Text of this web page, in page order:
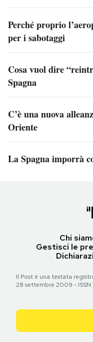
Perché proprio
per i sabotaggi
Cosa vuol dire
Spagna
C’è una nuova
Oriente
La Spagna imporrà
Chi
Gestisci le
Il Post è una testata
28 settembre 2009 -